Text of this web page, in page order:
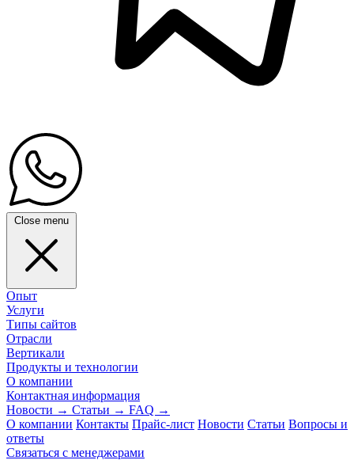
Close menu
Опыт
Услуги
Типы сайтов
Отрасли
Вертикали
Продукты и технологии
О компании
Контактная информация
Новости → Статьи → FAQ →
О компании Контакты Прайс-лист Новости Статьи Вопросы и
ответы
Связаться с менеджерами